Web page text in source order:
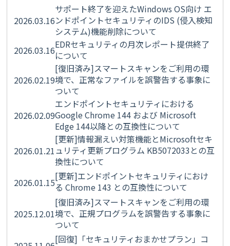
2026.03.16
サポート終了を迎えたWindows OS向け エ
ンドポイントセキュリティのIDS (侵入検知
システム)機能削除について
2026.03.16EDRセキュリティの月次レポート提供終了
について
2026.02.19
[復旧済み]スマートスキャンをご利用の環
境で、正常なファイルを誤警告する事象に
ついて
2026.02.09
エンドポイントセキュリティにおける
Google Chrome 144 および Microsoft
Edge 144以降との互換性について
2026.01.21
[更新]情報漏えい対策機能とMicrosoftセキ
ュリティ更新プログラム KB5072033との互
換性について
2026.01.15
[更新]エンドポイントセキュリティにおけ
る Chrome 143 との互換性について
2025.12.01
[復旧済み]スマートスキャンをご利用の環
境で、正規プログラムを誤警告する事象に
ついて
[回復]「セキュリティおまかせプラン」コ